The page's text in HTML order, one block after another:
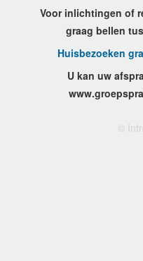
Voor inlichtingen of
graag bellen
Huisbezoeken
U kan uw
©